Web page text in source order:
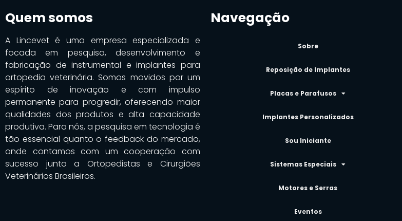
Quem somos
A Lincevet é uma empresa especializada e
focada em pesquisa, desenvolvimento e
fabricação de instrumental e implantes para
ortopedia veterinária. Somos movidos por um
espírito de inovação e com impulso
permanente para progredir, oferecendo maior
qualidades dos produtos e alta capacidade
produtiva. Para nós, a pesquisa em tecnologia é
tão essencial quanto o feedback do mercado,
onde contamos com um cooperação com
sucesso junto a Ortopedistas e Cirurgiões
Veterinários Brasileiros.
Navegação
Sobre
Reposição de Implantes
Placas e Parafusos
Implantes Personalizados
Sou Iniciante
Sistemas Especiais
Motores e Serras
Eventos